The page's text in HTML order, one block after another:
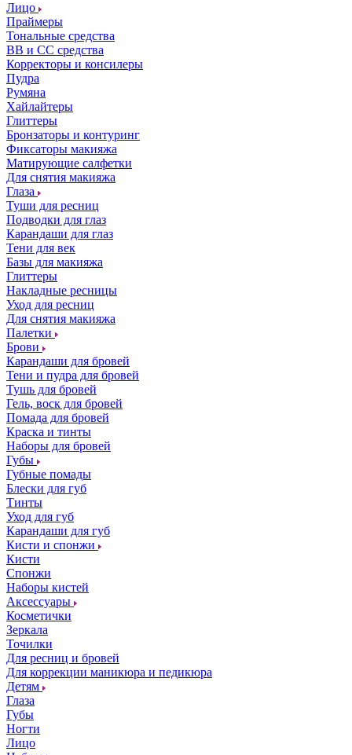
Лицо
Праймеры
Тональные средства
ВВ и СС средства
Корректоры и консилеры
Пудра
Румяна
Хайлайтеры
Глиттеры
Бронзаторы и контуринг
Фиксаторы макияжа
Матирующие салфетки
Для снятия макияжа
Глаза
Туши для ресниц
Подводки для глаз
Карандаши для глаз
Тени для век
Базы для макияжа
Глиттеры
Накладные ресницы
Уход для ресниц
Для снятия макияжа
Палетки
Брови
Карандаши для бровей
Тени и пудра для бровей
Тушь для бровей
Гель, воск для бровей
Помада для бровей
Краска и тинты
Наборы для бровей
Губы
Губные помады
Блески для губ
Тинты
Уход для губ
Карандаши для губ
Кисти и спонжи
Кисти
Спонжи
Наборы кистей
Аксессуары
Косметички
Зеркала
Точилки
Для ресниц и бровей
Для коррекции маникюра и педикюра
Детям
Глаза
Губы
Ногти
Лицо